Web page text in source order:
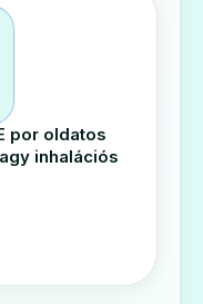
por oldatos
inhalációs